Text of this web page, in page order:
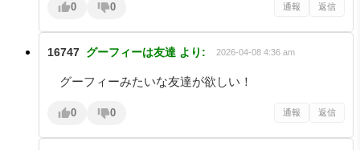
0 0 通報 返信
16747 グーフィーは友達 より: 2026-04-08 4:36 am
グーフィーみたいな友達が欲しい！
0 0 通報 返信